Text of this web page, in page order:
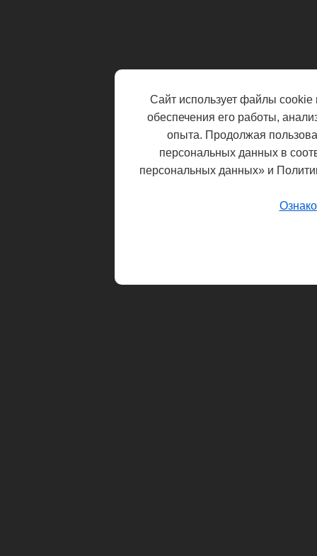
Сайт использует файлы cookie
обеспечения его работы,
опыта. Продолжая
персональных данных в
персональных данных» и